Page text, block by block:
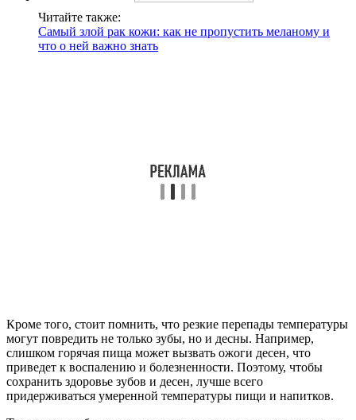
Читайте также:
Самый злой рак кожи: как не пропустить меланому и
что о ней важно знать
Кроме того, стоит помнить, что резкие перепады температуры
могут повредить не только зубы, но и десны. Например,
слишком горячая пища может вызвать ожоги десен, что
приведет к воспалению и болезненности. Поэтому, чтобы
сохранить здоровье зубов и десен, лучше всего
придерживаться умеренной температуры пищи и напитков.